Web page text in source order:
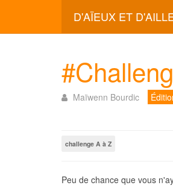
D'AÏEUX ET
Maïwenn Bourdic
challenge A à Z
Peu de chance que vous